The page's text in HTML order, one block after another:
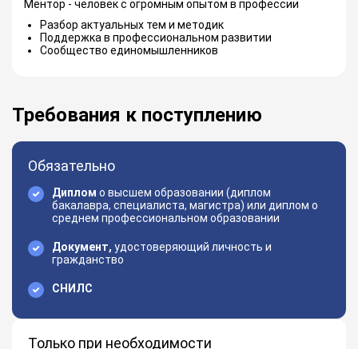
Ментор - человек с огромным опытом в профессии
Разбор актуальных тем и методик
Поддержка в профессиональном развитии
Сообщество единомышленников
Требования к поступлению
Обязательно
Диплом о высшем образовании (диплом
бакалавра, специалиста, магистра) или диплом о
среднем профессиональном образовании
Документ, удостоверяющий личность и
гражданство
СНИЛС
Только при необходимости